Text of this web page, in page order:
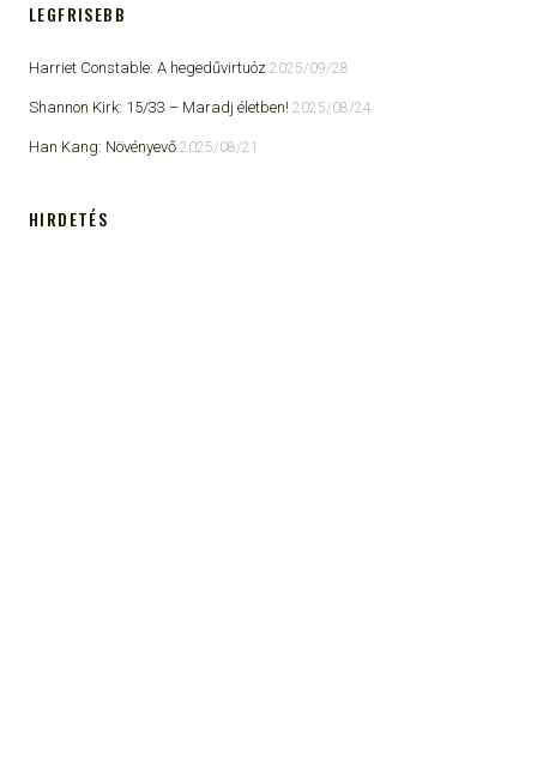
LEGFRISEBB
Harriet Constable: A hegedűvirtuóz 2025/09/28
Shannon Kirk: 15/33 ​– Maradj életben! 2025/08/24
Han Kang: Növényevő 2025/08/21
HIRDETÉS